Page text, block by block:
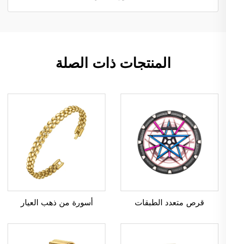
المنتجات ذات الصلة
قرص متعدد الطبقات أسورة من ذهب العيار